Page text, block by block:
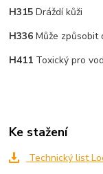
H315Dráždí kůži
H336Může způsobit
H411 Toxický pro
Ke stažení
Technický list